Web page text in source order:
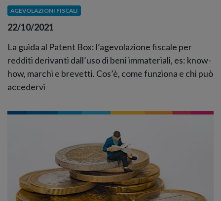
AGEVOLAZIONI FISCALI
22/10/2021
La guida al Patent Box: l’agevolazione fiscale per
redditi derivanti dall’uso di beni immateriali, es: know-
how, marchi e brevetti. Cos’è, come funziona e chi può
accedervi